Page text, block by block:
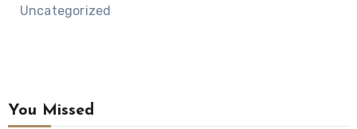
Uncategorized
You Missed